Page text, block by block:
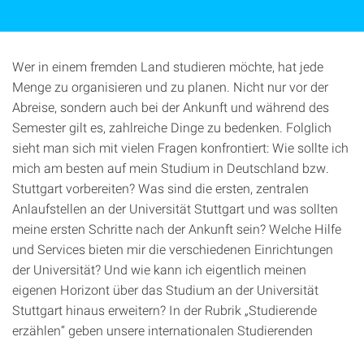
Wer in einem fremden Land studieren möchte, hat jede
Menge zu organisieren und zu planen. Nicht nur vor der
Abreise, sondern auch bei der Ankunft und während des
Semester gilt es, zahlreiche Dinge zu bedenken. Folglich
sieht man sich mit vielen Fragen konfrontiert: Wie sollte ich
mich am besten auf mein Studium in Deutschland bzw.
Stuttgart vorbereiten? Was sind die ersten, zentralen
Anlaufstellen an der Universität Stuttgart und was sollten
meine ersten Schritte nach der Ankunft sein? Welche Hilfe
und Services bieten mir die verschiedenen Einrichtungen
der Universität? Und wie kann ich eigentlich meinen
eigenen Horizont über das Studium an der Universität
Stuttgart hinaus erweitern? In der Rubrik „Studierende
erzählen“ geben unsere internationalen Studierenden